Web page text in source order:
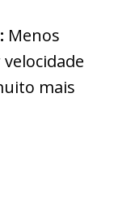
Menos
mais